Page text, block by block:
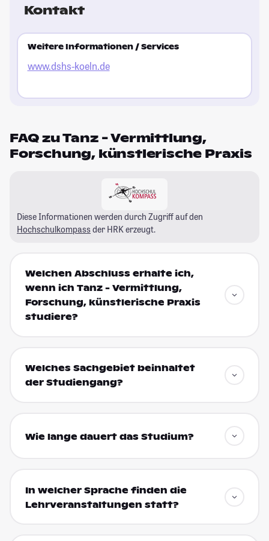
Kontakt
Weitere Informationen / Services
www.dshs-koeln.de
FAQ zu Tanz - Vermittlung,
Forschung, künstlerische Praxis
Diese Informationen werden durch Zugriff auf den
Hochschulkompass der HRK erzeugt.
Welchen Abschluss erhalte ich,
wenn ich Tanz - Vermittlung,
Forschung, künstlerische Praxis
studiere?
Welches Sachgebiet beinhaltet
der Studiengang?
Wie lange dauert das Studium?
In welcher Sprache finden die
Lehrveranstaltungen statt?